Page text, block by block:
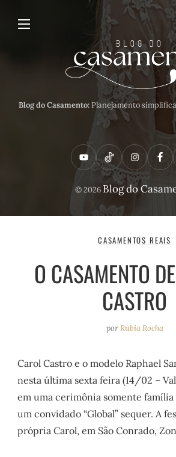
Blog do Casamento:Planejamento
Y
o
t
e
T
i
t
o
I
n
t
a
a
m
F
a
e
b
o
k
© 2026 Blog do
CASAMENTOS REAIS
O CASAMENTO
CASTRO
porRubia Rocha
Carol Castro e o modelo Raphael
nesta última sexta feira (14/02 –
em uma cerimônia somente família
um convidado “Global” sequer. A
própria Carol, em São Conrado,